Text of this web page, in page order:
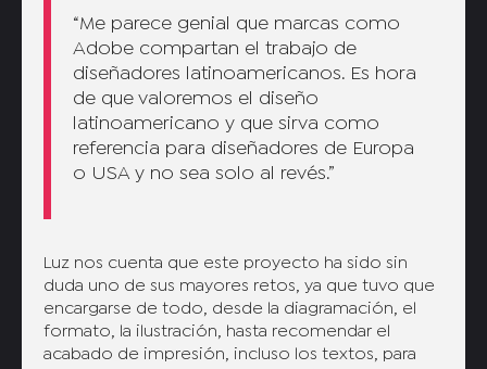
“Me parece genial que marcas como
Adobe compartan el trabajo de
diseñadores latinoamericanos. Es hora
de que valoremos el diseño
latinoamericano y que sirva como
referencia para diseñadores de Europa
o USA y no sea solo al revés.”
Luz nos cuenta que este proyecto ha sido sin
duda uno de sus mayores retos, ya que tuvo que
encargarse de todo, desde la diagramación, el
formato, la ilustración, hasta recomendar el
acabado de impresión, incluso los textos, para